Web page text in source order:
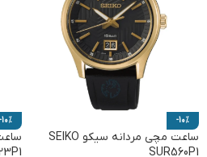
-10%
ساعت مچی مردانه سیکو SEIKO
SUR560P1
-10%